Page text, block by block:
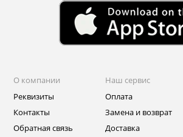
О компании
Реквизиты
Контакты
Обратная связь
Наш сервис
Оплата
Замена и возврат
Доставка